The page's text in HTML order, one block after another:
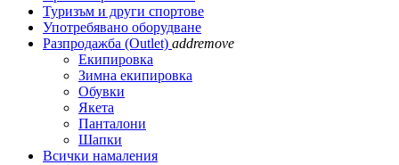
Туризъм и други спортове
Употребявано оборудване
Разпродажба (Outlet) addremove
Екипировка
Зимна екипировка
Обувки
Якета
Панталони
Шапки
Всички намаления